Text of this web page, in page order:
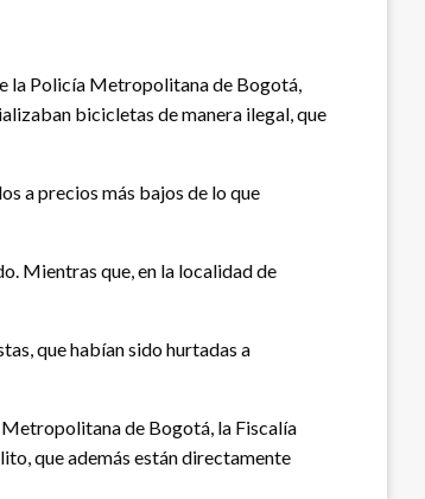
la Policía Metropolitana de Bogotá,
bicicletas de manera ilegal, que
a precios más bajos de lo que
Mientras que, en la localidad de
que habían sido hurtadas a
de Bogotá, la Fiscalía
que además están directamente